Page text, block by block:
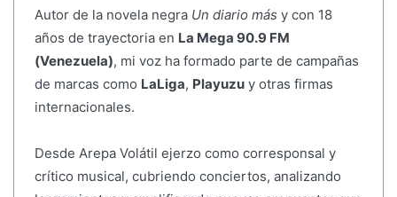
Autor de la novela negra Un diario más y con 18
años de trayectoria en La Mega 90.9 FM
(Venezuela), mi voz ha formado parte de campañas
de marcas como LaLiga, Playuzuy otras firmas
internacionales.
Desde Arepa Volátil ejerzo como corresponsal y
crítico musical, cubriendo conciertos, analizando